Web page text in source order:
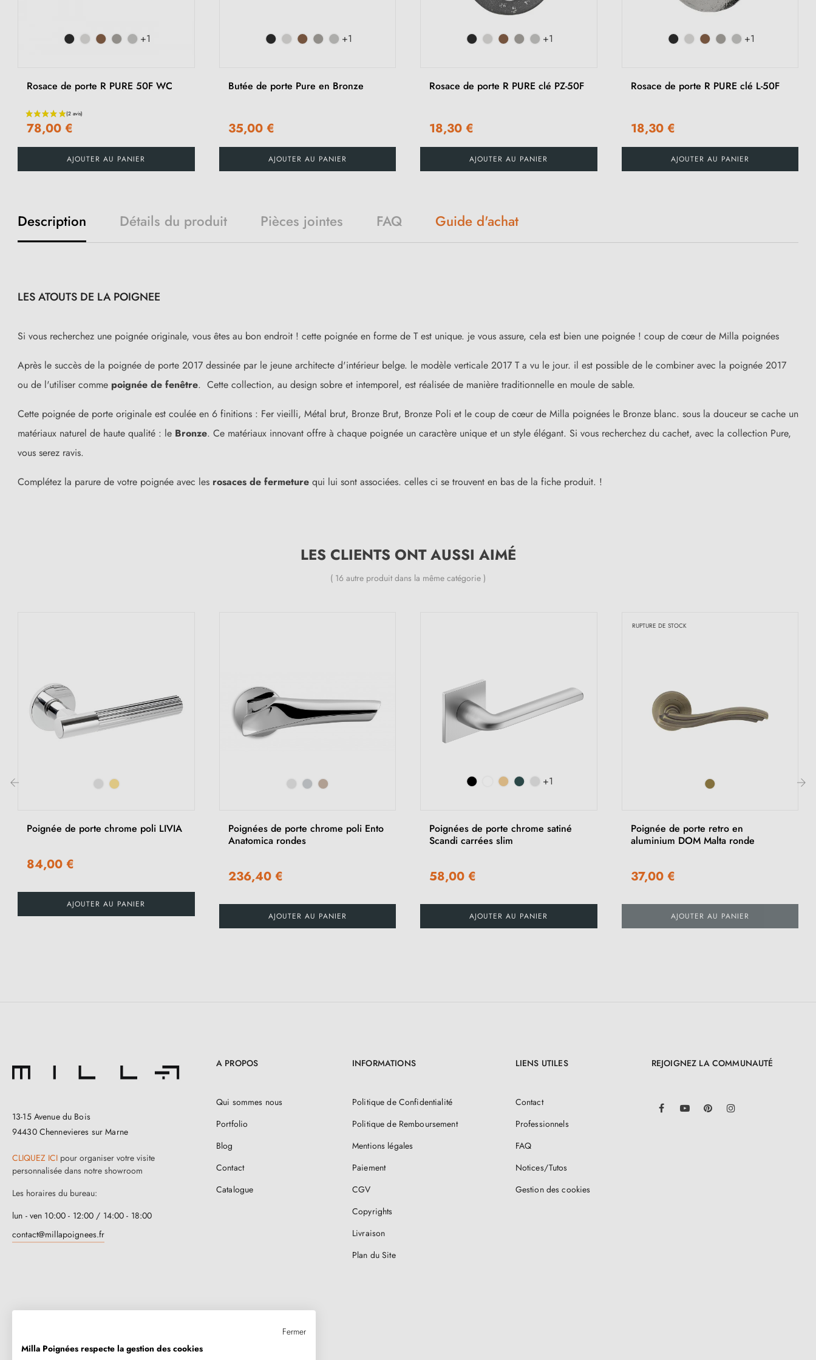
+1
Rosace de porte R PURE 50F WC
(2 avis)
78,00 €
AJOUTER AU PANIER
+1
Butée de porte Pure en Bronze
35,00 €
AJOUTER AU PANIER
+1
Rosace de porte R PURE clé PZ-50F
18,30 €
AJOUTER AU PANIER
+1
Rosace de porte R PURE clé L-50F
18,30 €
AJOUTER AU PANIER
Description Détails du produit Pièces jointes FAQ Guide d'achat
LES ATOUTS DE LA POIGNEE
Si vous recherchez une poignée originale, vous êtes au bon endroit ! cette poignée en forme de T est unique. je vous assure, cela est bien une poignée ! coup de cœur de Milla poignées
Après le succès de la poignée de porte 2017 dessinée par le jeune architecte d'intérieur belge. le modèle verticale 2017 T a vu le jour. il est possible de le combiner avec la poignée 2017
ou de l'utiliser comme poignée de fenêtre. Cette collection, au design sobre et intemporel, est réalisée de manière traditionnelle en moule de sable.
Cette poignée de porte originale est coulée en 6 finitions : Fer vieilli, Métal brut, Bronze Brut, Bronze Poli et le coup de cœur de Milla poignées le Bronze blanc. sous la douceur se cache un
matériaux naturel de haute qualité : le Bronze. Ce matériaux innovant offre à chaque poignée un caractère unique et un style élégant. Si vous recherchez du cachet, avec la collection Pure,
vous serez ravis.
Complétez la parure de votre poignée avec les rosaces de fermeture qui lui sont associées. celles ci se trouvent en bas de la fiche produit. !
LES CLIENTS ONT AUSSI AIMÉ
( 16 autre produit dans la même catégorie )
Poignée de porte chrome poli LIVIA
84,00 €
AJOUTER AU PANIER
Poignées de porte chrome poli Ento
Anatomica rondes
236,40 €
AJOUTER AU PANIER
+1
Poignées de porte chrome satiné
Scandi carrées slim
58,00 €
AJOUTER AU PANIER
RUPTURE DE STOCK
Poignée de porte retro en
aluminium DOM Malta ronde
37,00 €
AJOUTER AU PANIER
13-15 Avenue du Bois
94430 Chennevieres sur Marne
CLIQUEZ ICI pour organiser votre visite
personnalisée dans notre showroom
Les horaires du bureau:
lun - ven 10:00 - 12:00 / 14:00 - 18:00
contact@millapoignees.fr
A PROPOS
Qui sommes nous
Portfolio
Blog
Contact
Catalogue
INFORMATIONS
Politique de Confidentialité
Politique de Remboursement
Mentions légales
Paiement
CGV
Copyrights
Livraison
Plan du Site
LIENS UTILES
Contact
Professionnels
FAQ
Notices/Tutos
Gestion des cookies
REJOIGNEZ LA COMMUNAUTÉ
FacebookYouTube Pinterest
Fermer
Milla Poignées respecte la gestion des cookies